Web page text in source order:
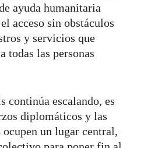
ayuda humanitaria
acceso sin obstáculos
y servicios que
todas las personas
continúa escalando, es
diplomáticos y las
ocupen un lugar central,